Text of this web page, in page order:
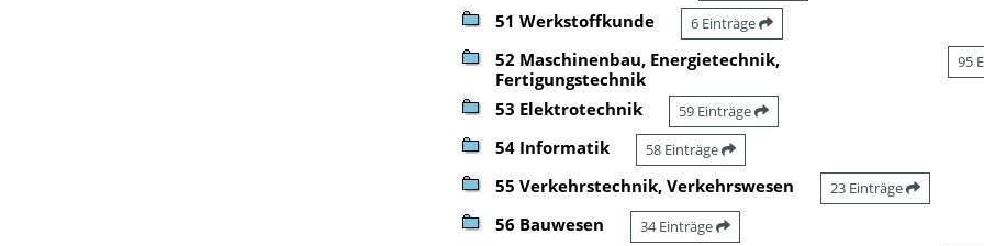
51 Werkstoffkunde 6 Einträge
52 Maschinenbau, Energietechnik,
Fertigungstechnik
95
53 Elektrotechnik 59 Einträge
54 Informatik 58 Einträge
55 Verkehrstechnik, Verkehrswesen 23 Einträge
56 Bauwesen 34 Einträge